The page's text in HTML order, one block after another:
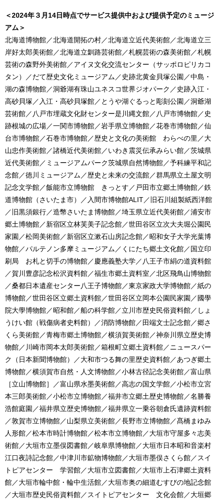
＜2024年３月14日時点でサービス提供中および提供予定のミュージ
アム＞
北海道博物館／北海道開拓の村／北海道立近代美術館／北海道立三
岸好太郎美術館／北海道立釧路芸術館／札幌芸術の森美術館／札幌
芸術の森野外美術館／アイヌ文化交流センター（サッポロピリカコ
タン）／だて歴史文化ミュージアム／史跡北黄金貝塚公園／中島・
湖の森博物館／洞爺湖有珠山ユネスコ世界ジオパーク／史跡入江・
高砂貝塚／入江・高砂貝塚館／とうや湖ぐるっと彫刻公園／洞爺湖
芸術館／八戸市埋蔵文化財センター是川縄文館／八戸市博物館／史
跡根城の広場／一関市博物館／岩手県立博物館／花巻市博物館／仙
台市博物館／石巻市博物館／歴史と文化の美術館 わらべの里／大
山忠作美術館／諸橋近代美術館／いわき震災伝承みらい館／茨城県
近代美術館／ミュージアムパーク茨城県自然博物館／予科練平和記
念館／徳川ミュージアム／歴史と未来の交流館／群馬県立土屋文明
記念文学館／飯能市立博物館 きっとす／戸田市立郷土博物館／鉄
道博物館（さいたま市）／入間市博物館ALIT／旧石川組製紙西洋館
／旧黒須銀行／造幣さいたま博物館／埼玉県立近代美術館／浦安市
郷土博物館／新宿区立林芙美子記念館／世田谷区立次大夫堀公園民
家園／松岡美術館／新宿区立漱石山房記念館／昭和女子大学光葉博
物館／パルテノン多摩ミュージアム／くにたち郷土文化館／国立印
刷局 お札と切手の博物館／慶應義塾大学／八王子市絹の道資料館
／賀川豊彦記念松沢資料館／福生市郷土資料室／北区飛鳥山博物館
／桑都日本遺産センター八王子博物館／東京家政大学博物館／紙の
博物館／世田谷区立郷土資料館／世田谷区立岡本公園民家園／國學
院大學博物館／昭和館／船の科学館／立川市歴史民俗資料館／しょ
うけい館（戦傷病者史料館）／消防博物館／田端文士記念館／郷さ
くら美術館／青梅市郷土博物館／横須賀美術館／神奈川県立歴史博
物館／川崎市岡本太郎美術館／箱根町立郷土資料館／ニュースパー
ク（日本新聞博物館）／大和市つる舞の里歴史資料館／あつぎ郷土
博物館／横須賀市自然・人文博物館／小林古径記念美術館／富山県
［立山博物館］／富山県水墨美術館／高志の国文学館／小松市立宮
本三郎美術館／小松市立博物館／福井市立郷土歴史博物館／名勝養
浩館庭園／福井県立歴史博物館／福井県立一乗谷朝倉氏遺跡資料館
／敦賀市立博物館／山梨県立美術館／長野市立博物館／髙橋まゆみ
人形館／松本市時計博物館／松本市立博物館／大垣市守屋多々志美
術館／大垣市立墨俣図書館／岐阜県博物館／大垣市日本昭和音楽村
江口夜詩記念館／中津川市鉱物博物館／大垣市墨俣さくら館／スイ
トピアセンター 学習館／大垣市立図書館／大垣市上石津郷土資料
館／大垣市輪中館・輪中生活館／大垣市奥の細道むすびの地記念館
／大垣市歴史民俗資料館／スイトピアセンター 文化会館／大垣郷